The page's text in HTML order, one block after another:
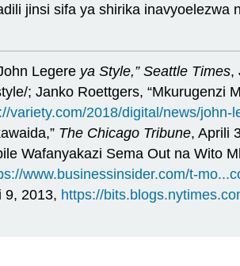
jinsi sifa ya shirika inavyoelezwa
Legere ya Style,” Seattle Times,
; Janko Roettgers, “Mkurugenzi
variety.com/2018/digital/news/john-
The Chicago Tribune, Aprili
Wafanyakazi Sema Out na Wito
www.businessinsider.com/t-
9, 2013, https://